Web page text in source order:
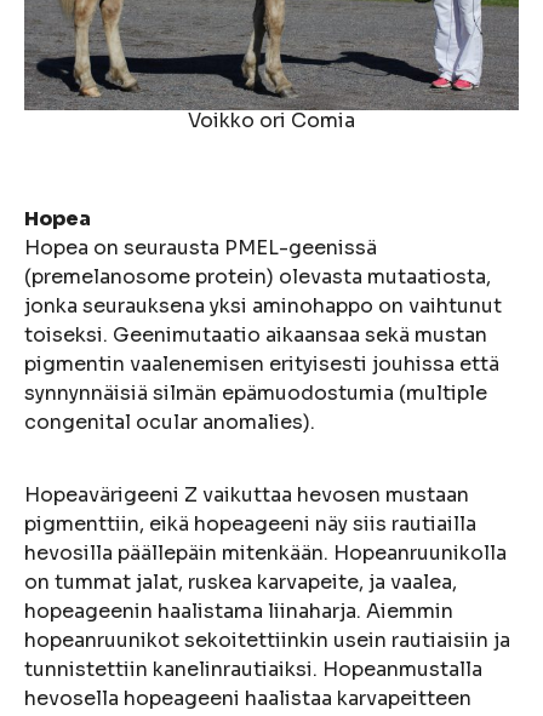
Voikko ori Comia
Hopea
Hopea on seurausta PMEL-geenissä
(premelanosome protein) olevasta mutaatiosta,
jonka seurauksena yksi aminohappo on vaihtunut
toiseksi. Geenimutaatio aikaansaa sekä mustan
pigmentin vaalenemisen erityisesti jouhissa että
synnynnäisiä silmän epämuodostumia (multiple
congenital ocular anomalies).
Hopeavärigeeni Z vaikuttaa hevosen mustaan
pigmenttiin, eikä hopeageeni näy siis rautiailla
hevosilla päällepäin mitenkään. Hopeanruunikolla
on tummat jalat, ruskea karvapeite, ja vaalea,
hopeageenin haalistama liinaharja. Aiemmin
hopeanruunikot sekoitettiinkin usein rautiaisiin ja
tunnistettiin kanelinrautiaiksi. Hopeanmustalla
hevosella hopeageeni haalistaa karvapeitteen